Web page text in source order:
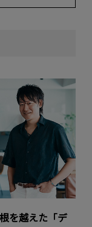
を越えた「デ